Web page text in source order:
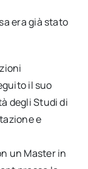
era già stato
il suo
degli Studi di
e
un Master in